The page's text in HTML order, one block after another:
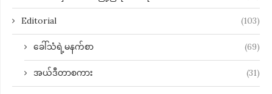
Editorial (103)
ခေါ်သံရဲ့မနက်စာ (69)
အယ်ဒီတာစကား (31)